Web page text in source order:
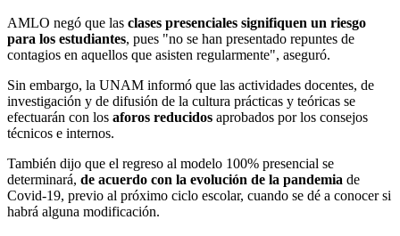
AMLO negó que las clases presenciales signifiquen un riesgo
para los estudiantes, pues "no se han presentado repuntes de
contagios en aquellos que asisten regularmente", aseguró.
Sin embargo, la UNAM informó que las actividades docentes, de
investigación y de difusión de la cultura prácticas y teóricas se
efectuarán con los aforos reducidos aprobados por los consejos
técnicos e internos.
También dijo que el regreso al modelo 100% presencial se
determinará, de acuerdo con la evolución de la pandemia de
Covid-19, previo al próximo ciclo escolar, cuando se dé a conocer si
habrá alguna modificación.